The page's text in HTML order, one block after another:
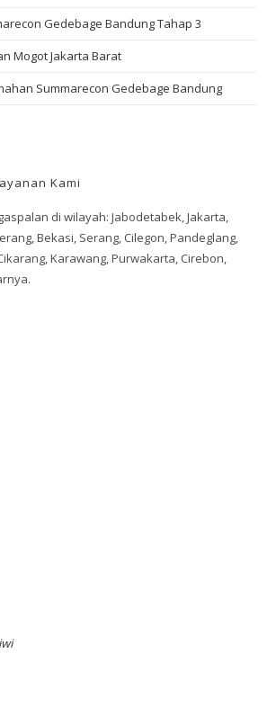
Gedebage Bandung Tahap 3
Mogot Jakarta Barat
Summarecon Gedebage Bandung
Kami
di wilayah: Jabodetabek, Jakarta,
Bekasi, Serang, Cilegon, Pandeglang,
Karawang, Purwakarta, Cirebon,